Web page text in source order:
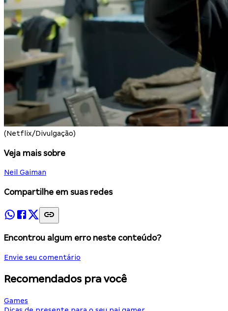
(Netflix/Divulgação)
Veja mais sobre
Neil Gaiman
Compartilhe em suas redes
Encontrou algum erro neste conteúdo?
Envie seu comentário
Recomendados pra você
Games